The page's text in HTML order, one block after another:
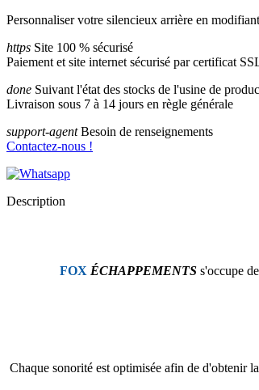
Personnaliser votre silencieux arrière en
https Site 100 % sécurisé
Paiement et site internet sécurisé par certificat
done Suivant l'état des stocks de l'usine de
Livraison sous 7 à 14 jours en règle générale
support-agentBesoin de renseignements
Contactez-nous !
Description
FOX ÉCHAPPEMENTS s'occupe
Chaque sonorité est optimisée afin de d'obtenir